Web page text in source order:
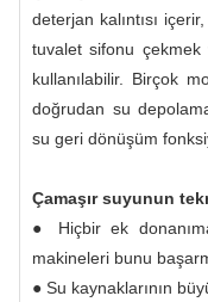
deterjan kalıntısı
tuvalet sifonu çekmek
kullanılabilir. Birçok
doğrudan su
su geri dönüşüm
Çamaşır suyunun
● Hiçbir ek
makineleri bunu
● Su kaynaklarının